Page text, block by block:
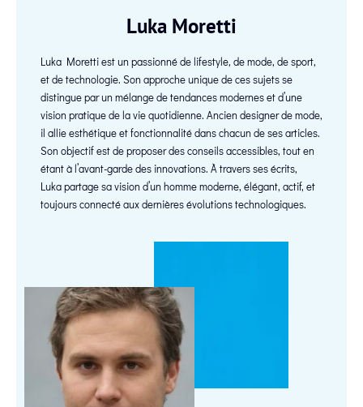
Luka Moretti
Luka Moretti est un passionné de lifestyle, de mode, de sport,
et de technologie. Son approche unique de ces sujets se
distingue par un mélange de tendances modernes et d’une
vision pratique de la vie quotidienne. Ancien designer de mode,
il allie esthétique et fonctionnalité dans chacun de ses articles.
Son objectif est de proposer des conseils accessibles, tout en
étant à l’avant-garde des innovations. À travers ses écrits,
Luka partage sa vision d’un homme moderne, élégant, actif, et
toujours connecté aux dernières évolutions technologiques.